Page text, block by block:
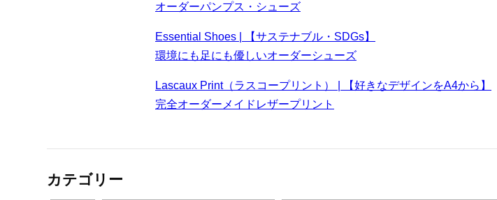
オーダーパンプス・シューズ
Essential Shoes | 【サステナブル・SDGs】
環境にも足にも優しいオーダーシューズ
Lascaux Print（ラスコープリント） | 【好きなデザインをA4から】
完全オーダーメイドレザープリント
カテゴリー